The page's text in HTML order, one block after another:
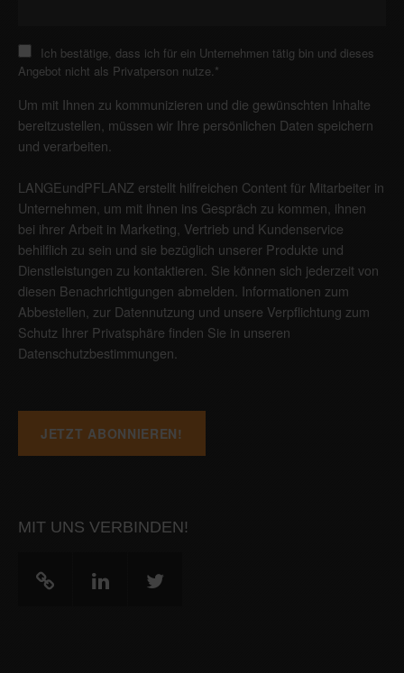
Ich bestätige, dass ich für ein Unternehmen tätig bin und dieses
Angebot nicht als Privatperson nutze. *
Um mit Ihnen zu kommunizieren und die gewünschten Inhalte
bereitzustellen, müssen wir Ihre persönlichen Daten speichern
und verarbeiten.
LANGEundPFLANZ erstellt hilfreichen Content für Mitarbeiter in
Unternehmen, um mit ihnen ins Gespräch zu kommen, ihnen
bei ihrer Arbeit in Marketing, Vertrieb und Kundenservice
behilflich zu sein und sie bezüglich unserer Produkte und
Dienstleistungen zu kontaktieren. Sie können sich jederzeit von
diesen Benachrichtigungen abmelden. Informationen zum
Abbestellen, zur Datennutzung und unsere Verpflichtung zum
Schutz Ihrer Privatsphäre finden Sie in unseren
Datenschutzbestimmungen
MIT UNS VERBINDEN!